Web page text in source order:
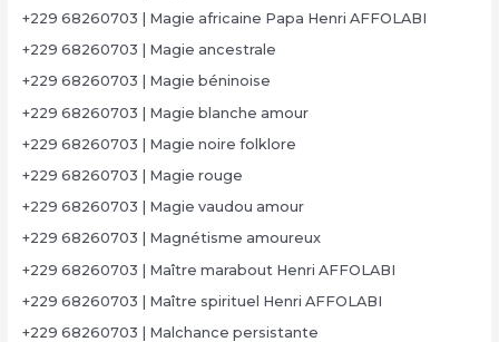
+229 68260703 | Magie africaine Papa Henri AFFOLABI
+229 68260703 | Magie ancestrale
+229 68260703 | Magie béninoise
+229 68260703 | Magie blanche amour
+229 68260703 | Magie noire folklore
+229 68260703 | Magie rouge
+229 68260703 | Magie vaudou amour
+229 68260703 | Magnétisme amoureux
+229 68260703 | Maître marabout Henri AFFOLABI
+229 68260703 | Maître spirituel Henri AFFOLABI
+229 68260703 | Malchance persistante